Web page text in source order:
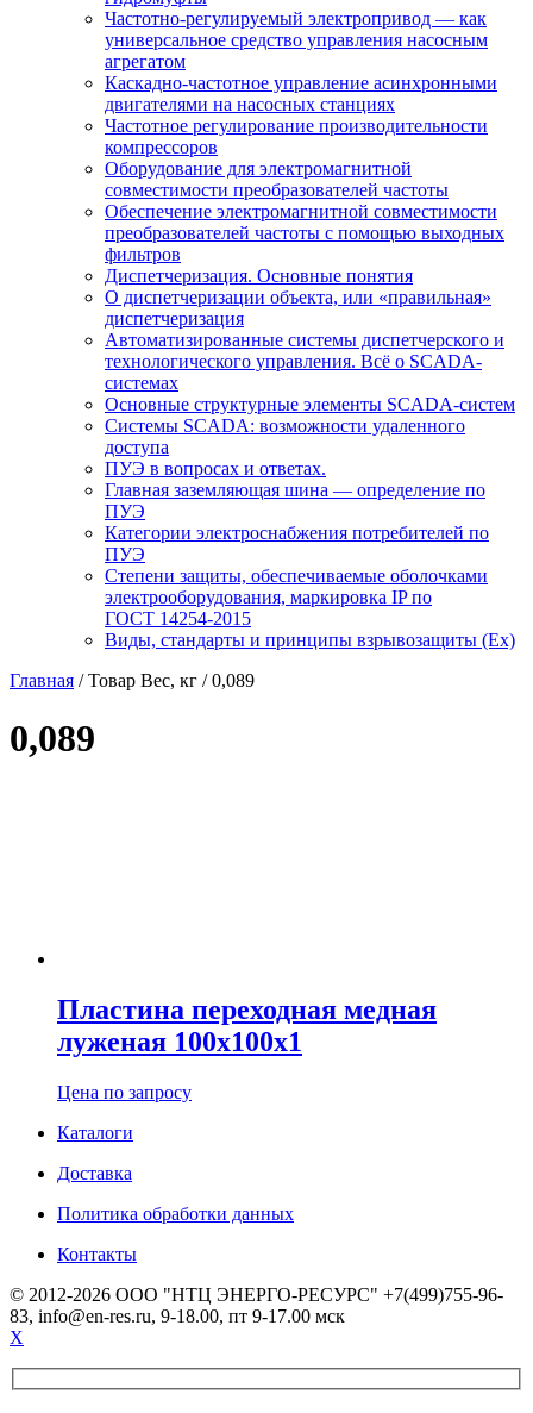
Частотно-регулируемый электропривод — как
универсальное средство управления насосным
агрегатом
Каскадно-частотное управление асинхронными
двигателями на насосных станциях
Частотное регулирование производительности
компрессоров
Оборудование для электромагнитной
совместимости преобразователей частоты
Обеспечение электромагнитной совместимости
преобразователей частоты с помощью выходных
фильтров
Диспетчеризация. Основные понятия
О диспетчеризации объекта, или «правильная»
диспетчеризация
Автоматизированные системы диспетчерского и
технологического управления. Всё о SCADA-
системах
Основные структурные элементы SCADA-систем
Системы SCADA: возможности удаленного
доступа
ПУЭ в вопросах и ответах.
Главная заземляющая шина — определение по
ПУЭ
Категории электроснабжения потребителей по
ПУЭ
Степени защиты, обеспечиваемые оболочками
электрооборудования, маркировка IP по
ГОСТ 14254-2015
Виды, стандарты и принципы взрывозащиты (Ex)
Главная / Товар Вес, кг / 0,089
0,089
Пластина переходная медная
луженая 100х100х1
Цена по запросу
Каталоги
Доставка
Политика обработки данных
Контакты
© 2012-2026 ООО "НТЦ ЭНЕРГО-РЕСУРС" +7(499)755-96-
83, info@en-res.ru, 9-18.00, пт 9-17.00 мск
X